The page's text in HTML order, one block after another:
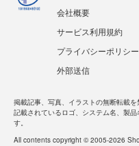
会社概要
サービス利用規約
プライバシーポリシー
外部送信
掲載記事、写真、イラストの無断転載を
記載されているロゴ、システム名、製
す。
All contents copyright © 2005-2026